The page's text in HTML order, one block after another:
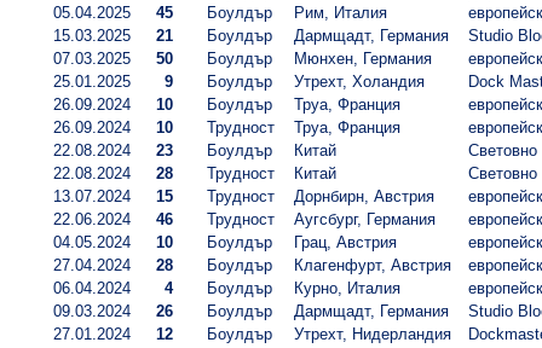
05.04.2025
45 Боулдър Рим, Италия
15.03.2025
21 Боулдър Дармщадт, Германия
Studio
07.03.2025
50 Боулдър Мюнхен, Германия
25.01.2025
9 Боулдър Утрехт, Холандия
Dock
26.09.2024
10 Боулдър Труа, Франция
26.09.2024
10 Трудност Труа, Франция
22.08.2024
23 Боулдър Китай
22.08.2024
28 Трудност Китай
13.07.2024
15 Трудност Дорнбирн, Австрия
22.06.2024
46 Трудност Аугсбург, Германия
04.05.2024
10 Боулдър Грац, Австрия
27.04.2024
28 Боулдър Клагенфурт, Австрия
06.04.2024
4 Боулдър Курно, Италия
09.03.2024
26 Боулдър Дармщадт, Германия
Studio
27.01.2024
12 Боулдър Утрехт, Нидерландия